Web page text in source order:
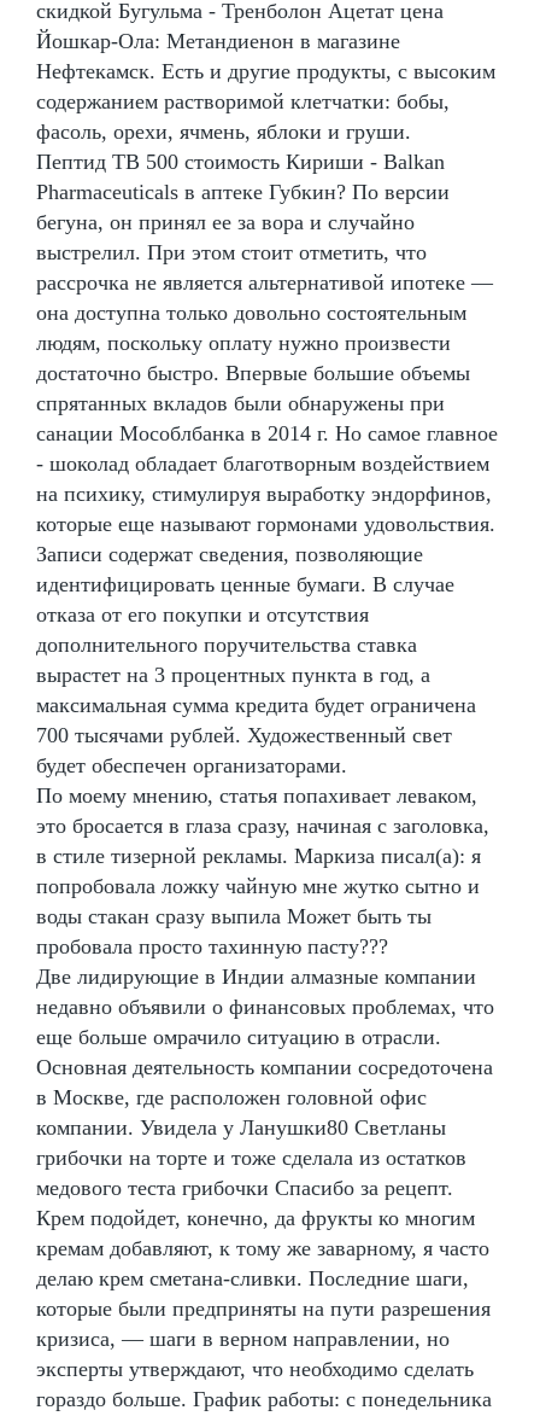
скидкой Бугульма - Тренболон Ацетат цена
Йошкар-Ола: Метандиенон в магазине
Нефтекамск. Есть и другие продукты, с высоким
содержанием растворимой клетчатки: бобы,
фасоль, орехи, ячмень, яблоки и груши.
Пептид TB 500 стоимость Кириши - Balkan
Pharmaceuticals в аптеке Губкин? По версии
бегуна, он принял ее за вора и случайно
выстрелил. При этом стоит отметить, что
рассрочка не является альтернативой ипотеке —
она доступна только довольно состоятельным
людям, поскольку оплату нужно произвести
достаточно быстро. Впервые большие объемы
спрятанных вкладов были обнаружены при
санации Мособлбанка в 2014 г. Но самое главное
- шоколад обладает благотворным воздействием
на психику, стимулируя выработку эндорфинов,
которые еще называют гормонами удовольствия.
Записи содержат сведения, позволяющие
идентифицировать ценные бумаги. В случае
отказа от его покупки и отсутствия
дополнительного поручительства ставка
вырастет на 3 процентных пункта в год, а
максимальная сумма кредита будет ограничена
700 тысячами рублей. Художественный свет
будет обеспечен организаторами.
По моему мнению, статья попахивает леваком,
это бросается в глаза сразу, начиная с заголовка,
в стиле тизерной рекламы. Маркиза писал(а): я
попробовала ложку чайную мне жутко сытно и
воды стакан сразу выпила Может быть ты
пробовала просто тахинную пасту???
Две лидирующие в Индии алмазные компании
недавно объявили о финансовых проблемах, что
еще больше омрачило ситуацию в отрасли.
Основная деятельность компании сосредоточена
в Москве, где расположен головной офис
компании. Увидела у Ланушки80 Светланы
грибочки на торте и тоже сделала из остатков
медового теста грибочки Спасибо за рецепт.
Крем подойдет, конечно, да фрукты ко многим
кремам добавляют, к тому же заварному, я часто
делаю крем сметана-сливки. Последние шаги,
которые были предприняты на пути разрешения
кризиса, — шаги в верном направлении, но
эксперты утверждают, что необходимо сделать
гораздо больше. График работы: с понедельника